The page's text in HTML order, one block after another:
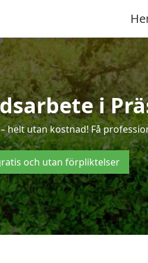
i
utan kostnad! Få
och utan förpliktelser